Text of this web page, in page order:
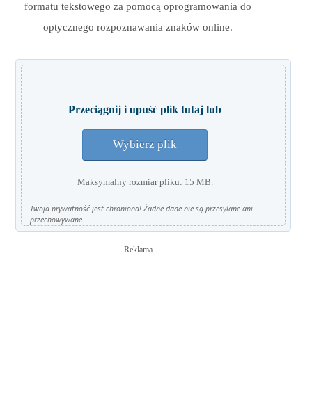
formatu tekstowego za pomocą oprogramowania do
optycznego rozpoznawania znaków online.
Przeciągnij i upuść plik tutaj lub
Wybierz plik
Maksymalny rozmiar pliku: 15 MB.
Twoja prywatność jest chroniona! Żadne dane nie są przesyłane ani
przechowywane.
Reklama